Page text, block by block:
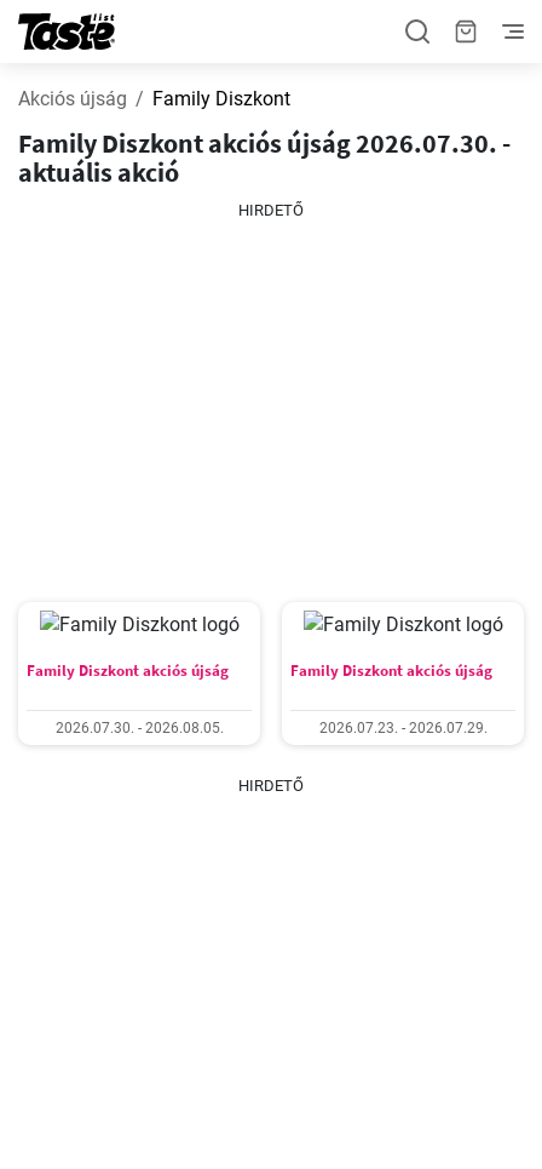
Akciós újság Family Diszkont
Family Diszkont akciós újság 2026.07.30. -
aktuális akció
HIRDETŐ
Family Diszkont akciós újság
2026.07.30. - 2026.08.05.
Family Diszkont akciós újság
2026.07.23. - 2026.07.29.
HIRDETŐ